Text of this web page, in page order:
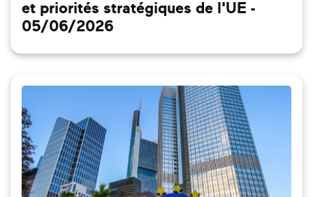
et priorités stratégiques de l'UE -
05/06/2026